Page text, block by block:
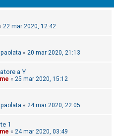
22 mar 2020, 12:42
« 20 mar 2020, 21:13
a Y
« 25 mar 2020, 15:12
« 24 mar 2020, 22:05
1
« 24 mar 2020, 03:49